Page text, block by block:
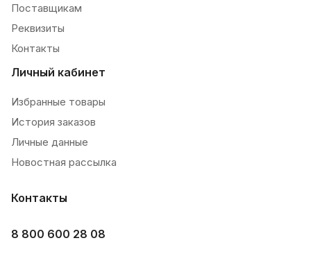
Поставщикам
Реквизиты
Контакты
Личный кабинет
Избранные товары
История заказов
Личные данные
Новостная рассылка
Контакты
8 800 600 28 08